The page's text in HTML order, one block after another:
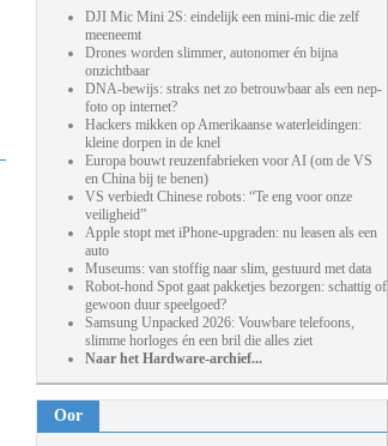
DJI Mic Mini 2S: eindelijk een mini-mic die zelf
meeneemt
Drones worden slimmer, autonomer én bijna
onzichtbaar
DNA-bewijs: straks net zo betrouwbaar als een nep-
foto op internet?
Hackers mikken op Amerikaanse waterleidingen:
kleine dorpen in de knel
Europa bouwt reuzenfabrieken voor AI (om de VS
en China bij te benen)
VS verbiedt Chinese robots: “Te eng voor onze
veiligheid”
Apple stopt met iPhone-upgraden: nu leasen als een
auto
Museums: van stoffig naar slim, gestuurd met data
Robot-hond Spot gaat pakketjes bezorgen: schattig of
gewoon duur speelgoed?
Samsung Unpacked 2026: Vouwbare telefoons,
slimme horloges én een bril die alles ziet
Naar het Hardware-archief...
Oor